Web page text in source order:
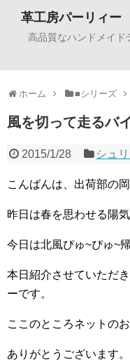
革工房パーリィ
高品質なハンドメイ
ホーム ■シリーズ
風を切って走るバ
2015/1/28 シュ
こんばんは、出荷部の岡
昨日は春を思わせる陽
今日は北風ぴゅ~ぴゅ~
本日紹介させていただ
ーです。
ここのところネットの
ありがとうございます。